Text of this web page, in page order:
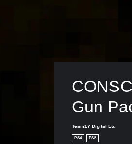
Gun
Team17 Digital Ltd
PS4 PS5